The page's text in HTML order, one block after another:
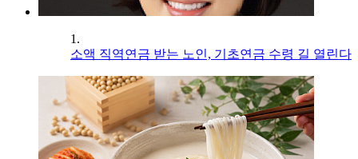
1.
소액 직역연금 받는 노인, 기초연금 수령 길 열린다